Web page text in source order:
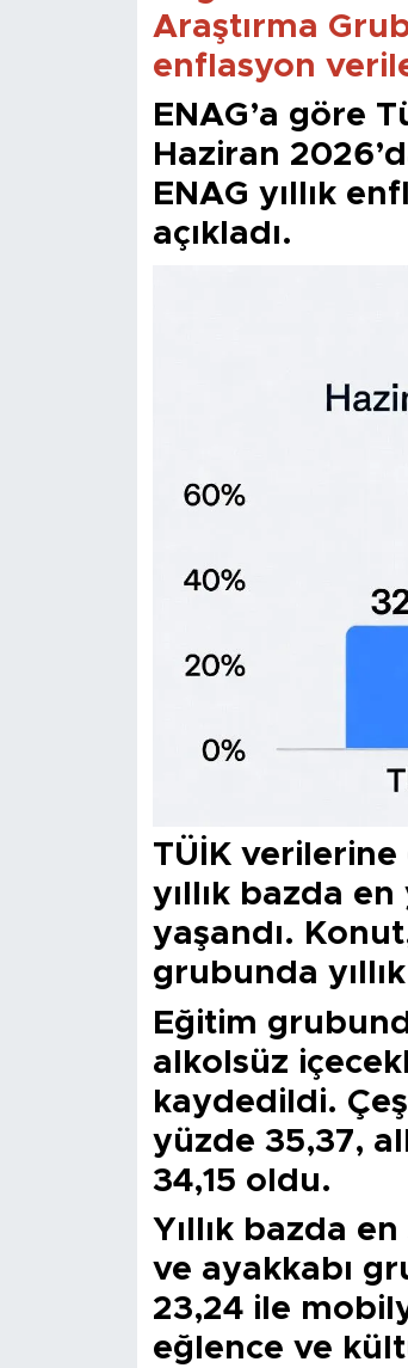
Araştırma
enflasyon
ENAG’a göre
Haziran
ENAG yıllık
açıkladı.
TÜİK
yıllık bazda
yaşandı.
grubunda
Eğitim
alkolsüz
kaydedildi.
yüzde 35,37,
34,15 oldu.
Yıllık bazda en
ve ayakkabı
23,24 ile
eğlence ve